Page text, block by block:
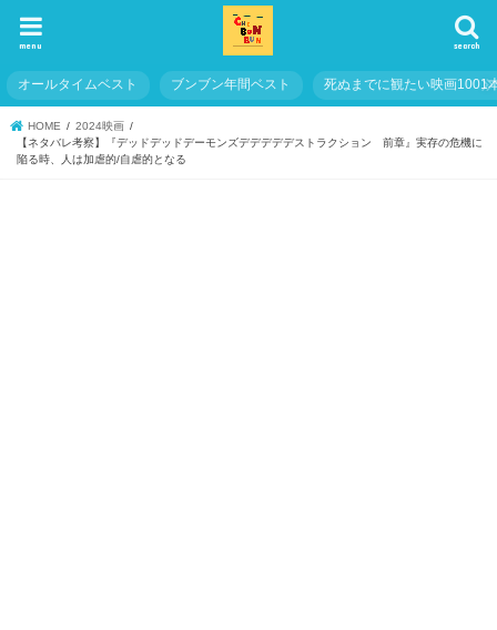
search
menu
オールタイムベスト ブンブン年間ベスト 死ぬまでに観たい映画1001
HOME
2024映画
【ネタバレ考察】『デッドデッドデーモンズデデデデデストラクション 前章』実存の危機に
陥る時、人は加虐的/自虐的となる